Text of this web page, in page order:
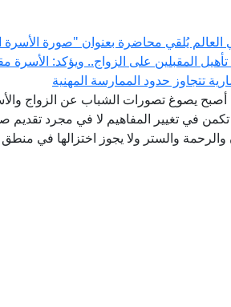
العالم يُلقي محاضرة بعنوان "صورة
المقبلين على الزواج.. ويؤكد:
تتجاوز حدود الممارسة المهنية
أصبح يصوغ تصورات الشباب عن الزواج
في تغيير المفاهيم لا في مجرد تقديم
والستر ولا يجوز اختزالها في منطق